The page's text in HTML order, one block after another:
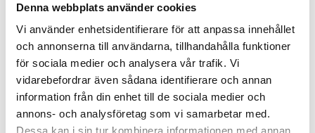
Denna webbplats använder cookies
Vi använder enhetsidentifierare för att anpassa innehållet
och annonserna till användarna, tillhandahålla funktioner
för sociala medier och analysera vår trafik. Vi
vidarebefordrar även sådana identifierare och annan
information från din enhet till de sociala medier och
annons- och analysföretag som vi samarbetar med.
Dessa kan i sin tur kombinera informationen med annan
Tillbaka till resebeskrivningen
1. Antal resenärer och rum
2. Personupplysningar
3. Betalning